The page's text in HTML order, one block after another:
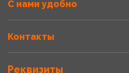
С нами удобно
Контакты
Реквизиты